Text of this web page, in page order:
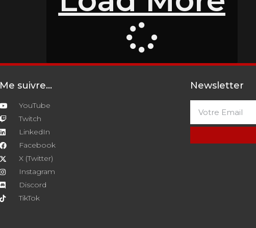
Me suivre...
YouTube
Twitch
LinkedIn
Facebook
X (Twitter)
Instagram
Discord
TikTok
Newsletter